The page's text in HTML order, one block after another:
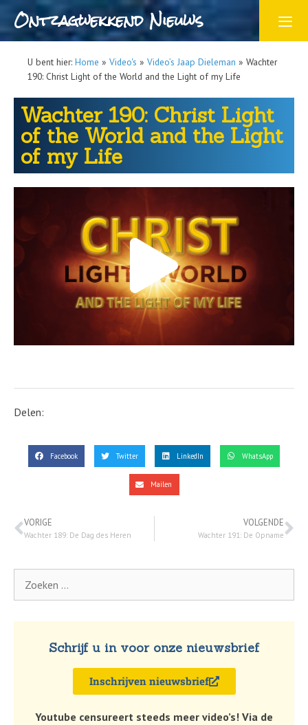
Ontzagwekkend Nieuws
U bent hier: Home » Video's » Video’s Jaap Dieleman » Wachter
190: Christ Light of the World and the Light of my Life
Wachter 190: Christ Light
of the World and the Light
of my Life
Delen:
Facebook Twitter LinkedIn WhatsApp
Mailen
VORIGE
Wachter 189: De Dag des Heren
VOLGENDE
Wachter 191: De Opname
Schrijf u in voor onze nieuwsbrief
Inschrijven nieuwsbrief
Youtube censureert steeds meer video’s! Via de